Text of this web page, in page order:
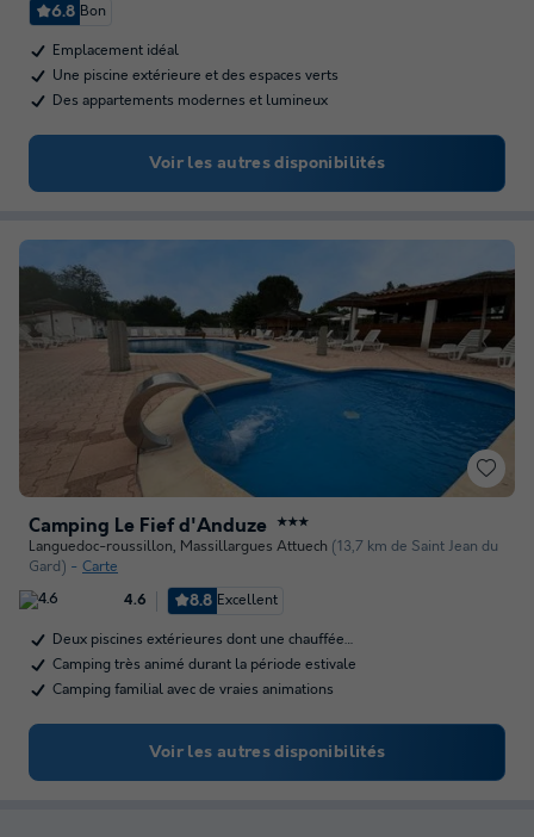
6.8 Bon
Emplacement idéal
Une piscine extérieure et des espaces verts
Des appartements modernes et lumineux
Voir les autres disponibilités
Camping Le Fief d'Anduze ★★★
Languedoc-roussillon, Massillargues Attuech (13,7 km de Saint Jean du
Gard)
Carte
4.6 8.8 Excellent
Deux piscines extérieures dont une chauffée…
Camping très animé durant la période estivale
Camping familial avec de vraies animations
Voir les autres disponibilités